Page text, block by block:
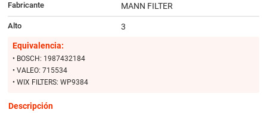
Fabricante MANN FILTER
Alto
3
Equivalencia:
• BOSCH: 1987432184
• VALEO: 715534
• WIX FILTERS: WP9384
Descripción